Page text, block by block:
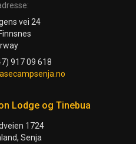
vei 24
917 09 618
Lodge og Tinebua
1724
Senja